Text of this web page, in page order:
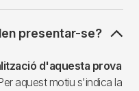
presentar-se?
d'aquesta prova
aquest motiu s'indica la